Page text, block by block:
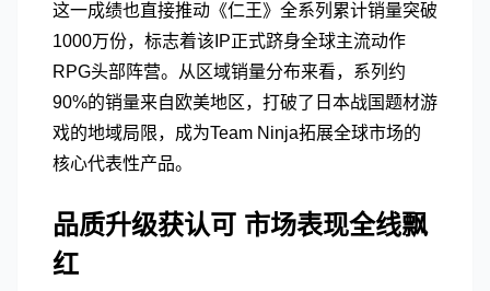
这一成绩也直接推动《仁王》全系列累计销量突破
1000万份，标志着该IP正式跻身全球主流动作
RPG头部阵营。从区域销量分布来看，系列约
90%的销量来自欧美地区，打破了日本战国题材游
戏的地域局限，成为Team Ninja拓展全球市场的
核心代表性产品。
品质升级获认可 市场表现全线飘
红